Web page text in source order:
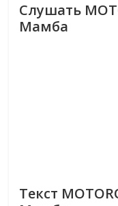
Слушать
Мамба
Текст